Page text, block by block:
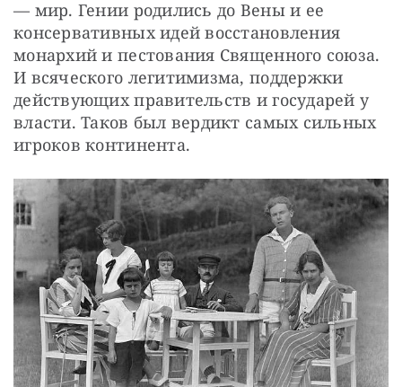
— мир. Гении родились до Вены и ее
консервативных идей восстановления
монархий и пестования Священного союза.
И всяческого легитимизма, поддержки
действующих правительств и государей у
власти. Таков был вердикт самых сильных
игроков континента.